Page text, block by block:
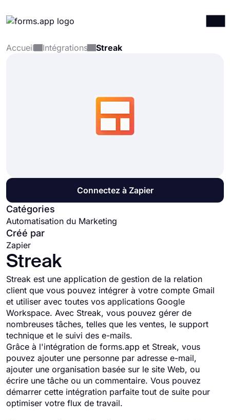
Produits
Accueil Intégrations Streak
Connectez à Zapier
Catégories
Automatisation du Marketing
Créé par
Zapier
Streak
Streak est une application de gestion de la relation
client que vous pouvez intégrer à votre compte Gmail
et utiliser avec toutes vos applications Google
Workspace. Avec Streak, vous pouvez gérer de
nombreuses tâches, telles que les ventes, le support
technique et le suivi des e-mails.
Grâce à l'intégration de forms.app et Streak, vous
pouvez ajouter une personne par adresse e-mail,
ajouter une organisation basée sur le site Web, ou
écrire une tâche ou un commentaire. Vous pouvez
démarrer cette intégration parfaite tout de suite pour
optimiser votre flux de travail.